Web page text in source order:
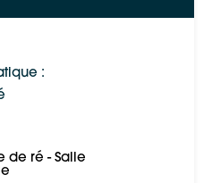
:
de ré - Salle